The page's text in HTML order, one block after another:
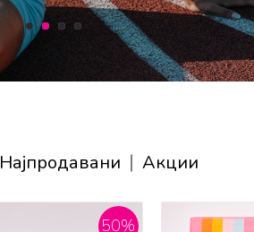
1 2 3 4
Најпродавани Акции
50%